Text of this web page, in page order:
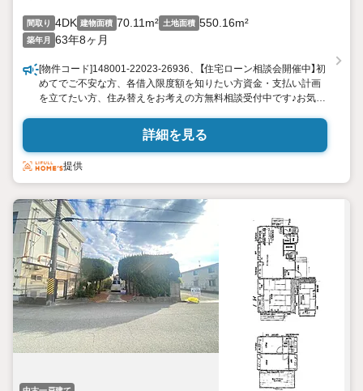
間取り 4DK 建物面積 70.11m² 土地面積 550.16m²
築年月 63年8ヶ月
[物件コード]148001-22023-26936、【住宅ローン相談会開催中】初
めてでご不安な方、各借入限度額を知りたい方資金・支払い計画
を立てたい方、住み替えをお考えの方無料相談受付中です♪お気軽
詳細を見る
提供